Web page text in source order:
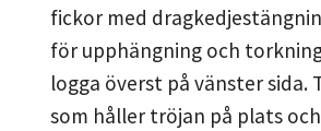
fickor med
för upphängning och
logga överst på vänster sida.
som håller tröjan på plats